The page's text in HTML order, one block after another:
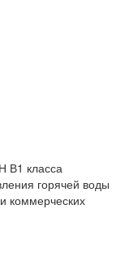
В1 класса
горячей воды
коммерческих